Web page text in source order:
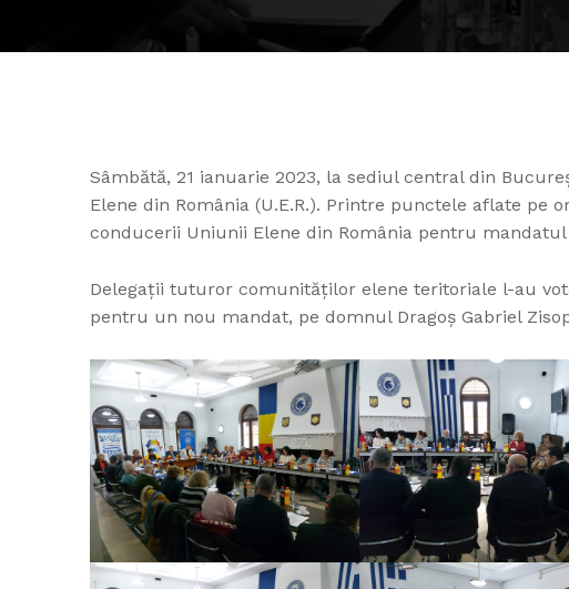
Sâmbătă, 21 ianuarie 2023, la sediul central din
Elene din România (U.E.R.). Printre punctele aflate pe
conducerii Uniunii Elene din România pentru mandatul
Delegaţii tuturor comunităţilor elene teritoriale l-au
pentru un nou mandat, pe domnul Dragoş Gabriel